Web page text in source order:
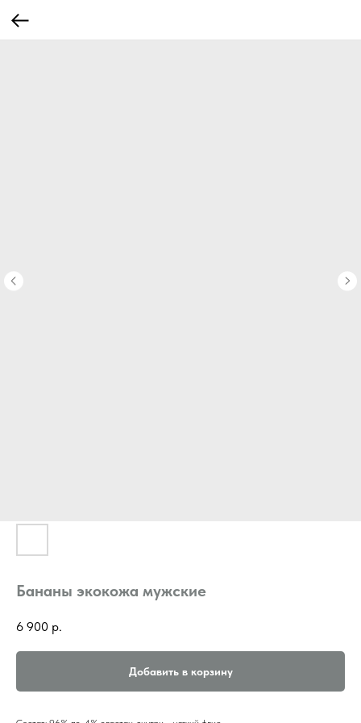
Бананы экокожа мужские
6 900 р.
Добавить в корзину